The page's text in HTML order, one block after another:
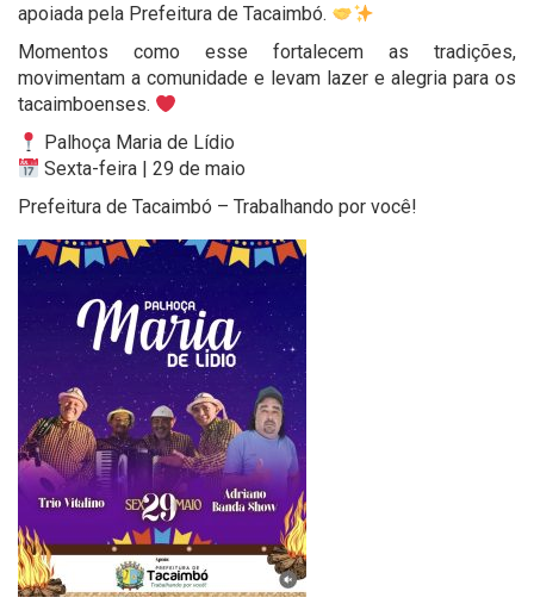
apoiada pela Prefeitura de Tacaimbó.
Momentos como esse fortalecem as tradições,
movimentam a comunidade e levam lazer e alegria para os
tacaimboenses.
Palhoça Maria de Lídio
Sexta-feira | 29 de maio
Prefeitura de Tacaimbó – Trabalhando por você!